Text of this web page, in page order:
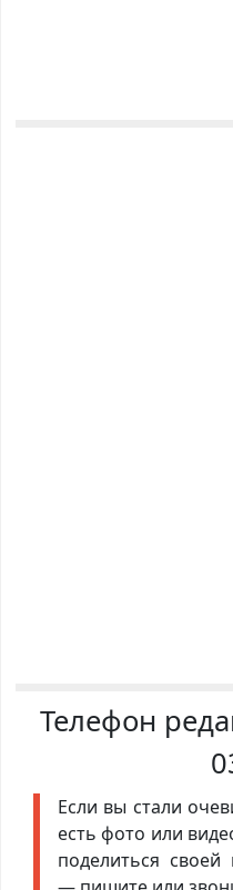
Телефон
Если вы стали
есть фото или
поделиться